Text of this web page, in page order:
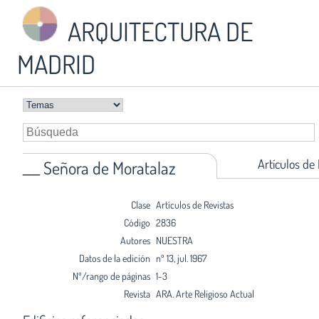
ARQUITECTURA DE
MADRID
___ Señora de Moratalaz Artículos de
Clase Artículos de Revistas
Código 2836
Autores NUESTRA
Datos de la edición nº 13, jul. 1967
Nº/rango de páginas 1-3
Revista ARA. Arte Religioso Actual